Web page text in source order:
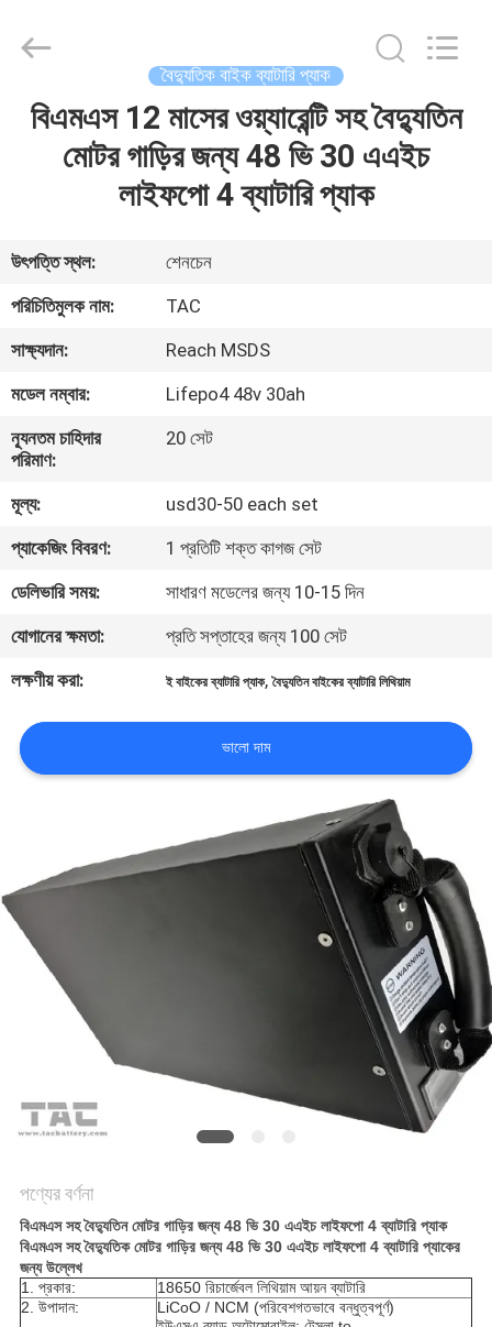
বাড়ি
ভিডিও
সম্পর্কে
কারখানা
মান
নিয়ন্ত্রণ
যোগাযোগ
করুন
খবর
উদ্ধৃতির
জন্য
আবেদন
ম্যাপ
POLICY
Energy
Technology
Rights
Reserved.
বৈদ্যুতিক বাইক ব্যাটারি প্যাক
বিএমএস 12 মাসের ওয়্যারেন্টি সহ বৈদ্যুতিন
মোটর গাড়ির জন্য 48 ভি 30 এএইচ
লাইফপো 4 ব্যাটারি প্যাক
উৎপত্তি স্থল:
শেনচেন
পরিচিতিমুলক নাম:
TAC
সাক্ষ্যদান:
Reach MSDS
মডেল নম্বার:
Lifepo4 48v 30ah
ন্যূনতম চাহিদার
পরিমাণ:
20 সেট
মূল্য:
usd30-50 each set
প্যাকেজিং বিবরণ:
1 প্রতিটি শক্ত কাগজ সেট
ডেলিভারি সময়:
সাধারণ মডেলের জন্য 10-15 দিন
যোগানের ক্ষমতা:
প্রতি সপ্তাহের জন্য 100 সেট
লক্ষণীয় করা:
ই বাইকের ব্যাটারি প্যাক,বৈদ্যুতিন বাইকের ব্যাটারি লিথিয়াম
ভালো দাম
পণ্যের বর্ণনা
বিএমএস সহ বৈদ্যুতিন মোটর গাড়ির জন্য 48 ভি 30 এএইচ লাইফপো 4 ব্যাটারি প্যাক
বিএমএস সহ বৈদ্যুতিক মোটর গাড়ির জন্য 48 ভি 30 এএইচ লাইফপো 4 ব্যাটারি প্যাকের
জন্য উল্লেখ
1. প্রকার:
18650 রিচার্জেবল লিথিয়াম আয়ন ব্যাটারি
2. উপাদান:
LiCoO / NCM (পরিবেশগতভাবে বন্ধুত্বপূর্ণ)